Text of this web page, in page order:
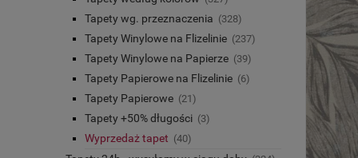
Tapety wg. przeznaczenia (328)
Tapety Winylowe na Flizelinie (237)
Tapety Winylowe na Papierze (39)
Tapety Papierowe na Flizelinie (6)
Tapety Papierowe (21)
Tapety +50% długości (3)
Wyprzedaż tapet (40)